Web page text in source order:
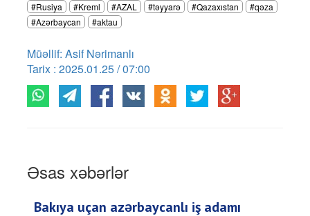
#Rusiya #Kreml #AZAL #təyyarə #Qazaxıstan
#qəza
#Azərbaycan
#aktau
Müəllif: Asif Nərimanlı
Tarix : 2025.01.25 / 07:00
Əsas xəbərlər
Bakıya uçan azərbaycanlı iş adamı